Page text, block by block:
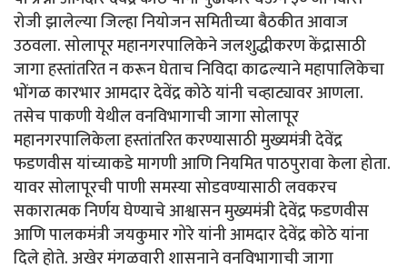
रोजी झालेल्या जिल्हा नियोजन समितीच्या बैठकीत आवाज
उठवला. सोलापूर महानगरपालिकेने जलशुद्धीकरण केंद्रासाठी
जागा हस्तांतरित न करून घेताच निविदा काढल्याने महापालिकेचा
भोंगळ कारभार आमदार देवेंद्र कोठे यांनी चव्हाट्यावर आणला.
तसेच पाकणी येथील वनविभागाची जागा सोलापूर
महानगरपालिकेला हस्तांतरित करण्यासाठी मुख्यमंत्री देवेंद्र
फडणवीस यांच्याकडे मागणी आणि नियमित पाठपुरावा केला होता.
यावर सोलापूरची पाणी समस्या सोडवण्यासाठी लवकरच
सकारात्मक निर्णय घेण्याचे आश्वासन मुख्यमंत्री देवेंद्र फडणवीस
आणि पालकमंत्री जयकुमार गोरे यांनी आमदार देवेंद्र कोठे यांना
दिले होते. अखेर मंगळवारी शासनाने वनविभागाची जागा